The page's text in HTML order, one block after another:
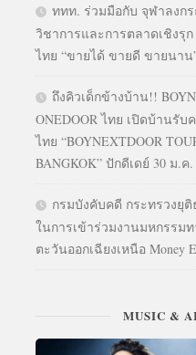
ททท. ร่วมมือกับ จุฬาลงก
วิชาการและการตลาดเชิงรุ
ไทย “ขายได้ ขายดี ขายนาน
ถึงคิวเด็กข้างบ้าน!!
ONEDOOR ไทย เปิดบ้านรั
ไทย “BOYNEXTDOOR
BANGKOK” ปักดีเดย์ 30 ม.
กรมบังคับคดี กระทรวงยุ
ในการเข้าร่วมงานมหกรรม
ตะวันออกเฉียงเหนือ Money
MUSIC &